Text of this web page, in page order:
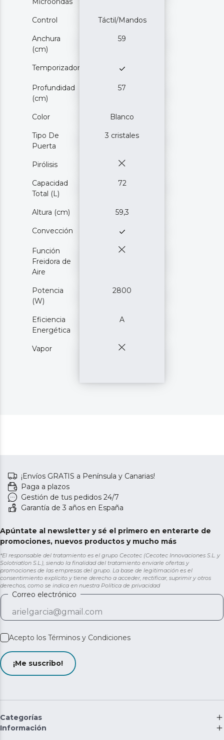
Control Táctil/Mandos
Anchura
(cm)
59
Temporizador
Profundidad
(cm)
57
Color Blanco
Tipo De
Puerta
3 cristales
Pirólisis
Capacidad
Total (L)
72
Altura (cm) 59,3
Convección
Función
Freidora de
Aire
Potencia
(W)
2800
Eficiencia
Energética
A
Vapor
¡Envíos GRATIS a Península y Canarias!
Paga a plazos
Gestión de tus pedidos 24/7
Garantía de 3 años en España
Apúntate al newsletter y sé el primero en enterarte de
promociones, nuevos productos y mucho más
*El responsable del tratamiento es el grupo Cecotec (Cecotec Innovaciones S.L. y
Solotriatlon S.L.), siendo la finalidad del tratamiento enviarle ofertas y
promociones de las empresas del grupo. La base de legitimación es el
consentimiento explícito y tiene derecho a acceder, rectificar, suprimir y otros
derechos, como se indica en nuestra Política de privacidad
Correo electrónico
Acepto los Términos y Condiciones
¡Me suscribo!
Categorías
Información